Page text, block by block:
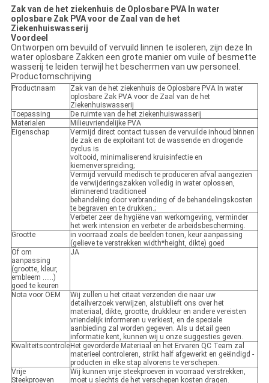
Zak van de het ziekenhuis de Oplosbare PVA In water
oplosbare Zak PVA voor de Zaal van de het
Ziekenhuiswasserij
Voordeel
Ontworpen om bevuild of vervuild linnen te isoleren, zijn deze In
water oplosbare Zakken een grote manier om vuile of besmette
wasserij te leiden terwijl het beschermen van uw personeel.
Productomschrijving
Productnaam
Zak van de het ziekenhuis de Oplosbare PVA In water
oplosbare Zak PVA voor de Zaal van de het
Ziekenhuiswasserij
Toepassing
De ruimte van de het ziekenhuiswasserij
Materialen
Milieuvriendelijke PVA
Eigenschap
Vermijd direct contact tussen de vervuilde inhoud binnen
de zak en de exploitant tot de wassende en drogende
cyclus is
voltooid, minimaliserend kruisinfectie en
kiemenverspreiding;
Vermijd vervuild medisch te produceren afval aangezien
de verwijderingszakken volledig in water oplossen,
eliminerend traditioneel
behandeling door verbranding of de behandelingskosten
te begraven en te drukken.;
Verbeter zeer de hygiëne van werkomgeving, verminder
het werk intension en verbeter de arbeidsbescherming.
Grootte
in voorraad zoals de beelden tonen, keur aanpassing
(gelieve te verstrekken width*height, dikte) goed
Of om
aanpassing
(grootte, kleur,
embleem ......)
goed te keuren
JA
Nota voor OEM
Wij zullen u het citaat verzenden die naar uw
detailverzoek verwijzen, alstublieft ons over het
materiaal, dikte, grootte, drukkleur en andere vereisten
vriendelijk informeren u verkiest, en de speciale
aanbieding zal worden gegeven. Als u detail geen
informatie kent, kunnen wij u onze suggesties geven.
Kwaliteitscontrole Het gevorderde Materiaal en het Ervaren QC Team zal
materieel controleren, strikt half afgewerkt en geëindigd -
producten in elke stap alvorens te verschepen.
Vrije
Steekproeven
Wij kunnen vrije steekproeven in voorraad verstrekken,
moet u slechts de het verschepen kosten dragen.